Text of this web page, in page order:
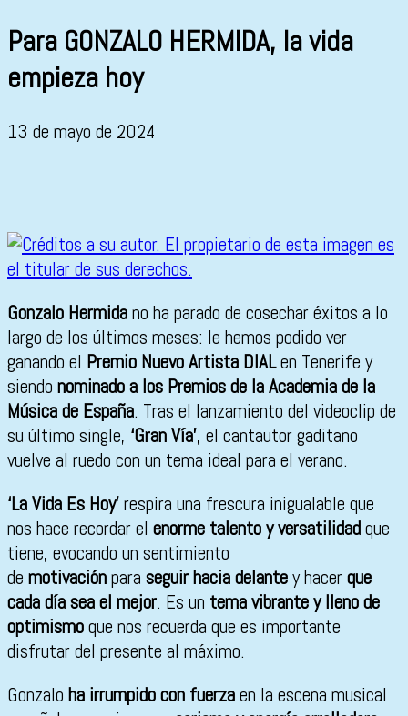
Para GONZALO HERMIDA, la vida
empieza hoy
13 de mayo de 2024
Gonzalo Hermidano ha parado de cosechar éxitos a lo
largo de los últimos meses: le hemos podido ver
ganando el Premio Nuevo Artista DIALen Tenerife y
siendo nominado a los Premios de la Academia de la
Música de España. Tras el lanzamiento del videoclip de
su último single, ‘Gran Vía’, el cantautor gaditano
vuelve al ruedo con un tema ideal para el verano.
‘La Vida Es Hoy’respira una frescura inigualable que
nos hace recordar el enorme talento y versatilidadque
tiene, evocando un sentimiento
de motivaciónpara seguir hacia delantey hacerque
cada día sea el mejor. Es un tema vibrante y lleno de
optimismoque nos recuerda que es importante
disfrutar del presente al máximo.
Gonzalo ha irrumpido con fuerzaen la escena musical